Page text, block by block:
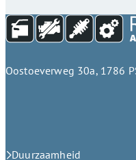
Oostoeverweg 30a, 1786
Duurzaamheid